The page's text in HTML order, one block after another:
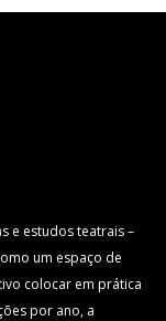
e estudos teatrais –
um espaço de
colocar em prática
por ano, a